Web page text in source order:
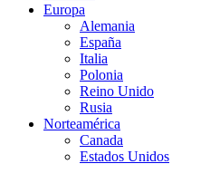
Europa
Alemania
España
Italia
Polonia
Reino Unido
Rusia
Norteamérica
Canada
Estados Unidos